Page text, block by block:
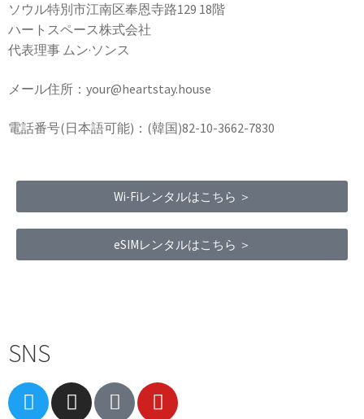
ソウル特別市江南区奉恩寺路129 18階
ハートスペース株式会社
代表理事 ムン·ソンス
メール住所：your@heartstay.house
電話番号(日本語可能)：(韓国)82-10-3662-7830
Wi-Fiレンタルはこちら ＞
eSIMレンタルはこちら ＞
SNS